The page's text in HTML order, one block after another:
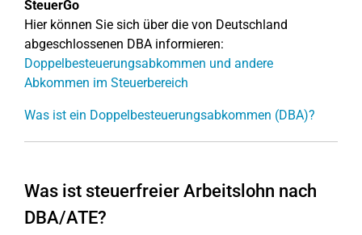
SteuerGo
Hier können Sie sich über die von Deutschland
abgeschlossenen DBA informieren:
Doppelbesteuerungsabkommen und andere
Abkommen im Steuerbereich
Was ist ein Doppelbesteuerungsabkommen (DBA)?
Was ist steuerfreier Arbeitslohn nach
DBA/ATE?